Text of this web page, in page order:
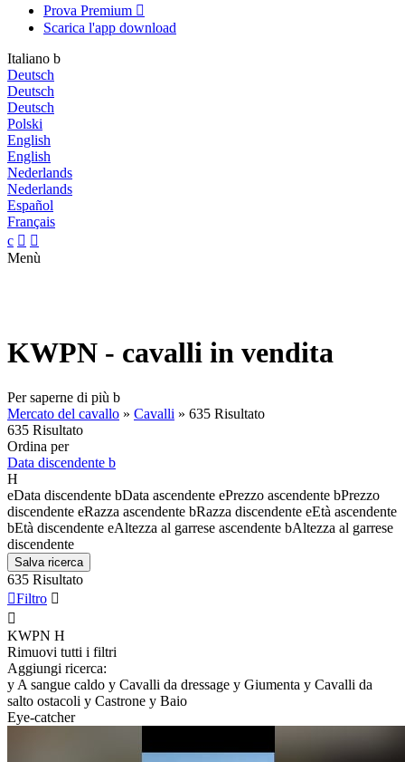
Prova Premium 
Scarica l'app download
Italiano b
Deutsch
Deutsch
Deutsch
Polski
English
English
Nederlands
Nederlands
Español
Français
c  
Menù
KWPN - cavalli in vendita
Per saperne di più b
Mercato del cavallo » Cavalli » 635 Risultato
635 Risultato
Ordina per
Data discendente b
H
eData discendente bData ascendente ePrezzo ascendente bPrezzo
discendente eRazza ascendente bRazza discendente eEtà ascendente
bEtà discendente eAltezza al garrese ascendente bAltezza al garrese
discendente
Salva ricerca
635 Risultato
Filtro 

KWPN H
Rimuovi tutti i filtri
Aggiungi ricerca:
y A sangue caldo y Cavalli da dressage y Giumenta y Cavalli da
salto ostacoli y Castrone y Baio
Eye-catcher